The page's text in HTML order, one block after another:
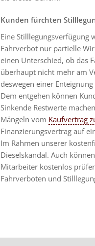
Kunden fürchten
Eine Stilllegungsverfügung
Fahrverbot nur partielle
einen Unterschied, ob das
überhaupt nicht mehr am
deswegen einer Enteignung
Dem entgehen können
Sinkende Restwerte
Mängeln vom Kaufvertrag
Finanzierungsvertrag auf
Im Rahmen unserer
Dieselskandal. Auch
Mitarbeiter kostenlos
Fahrverboten und